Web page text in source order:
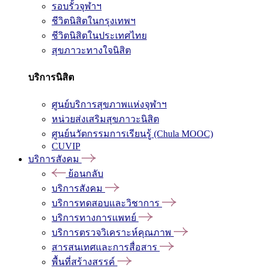
รอบรั้วจุฬาฯ
ชีวิตนิสิตในกรุงเทพฯ
ชีวิตนิสิตในประเทศไทย
สุขภาวะทางใจนิสิต
บริการนิสิต
ศูนย์บริการสุขภาพแห่งจุฬาฯ
หน่วยส่งเสริมสุขภาวะนิสิต
ศูนย์นวัตกรรมการเรียนรู้ (Chula MOOC)
CUVIP
บริการสังคม
ย้อนกลับ
บริการสังคม
บริการทดสอบและวิชาการ
บริการทางการแพทย์
บริการตรวจวิเคราะห์คุณภาพ
สารสนเทศและการสื่อสาร
พื้นที่สร้างสรรค์